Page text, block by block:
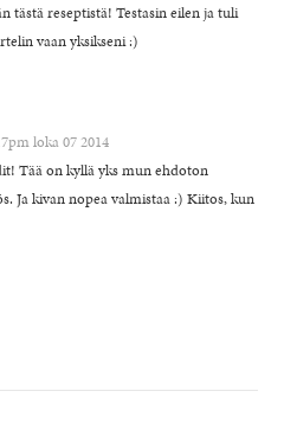
tästä reseptistä! Testasin eilen ja tuli
vaan yksikseni :)
loka 07 2014
Tää on kyllä yks mun ehdoton
Ja kivan nopea valmistaa :) Kiitos, kun